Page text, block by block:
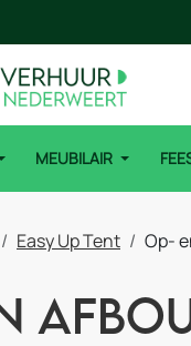
MEUBILAIR
Easy Up Tent Op-